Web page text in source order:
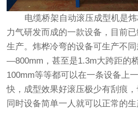
电缆桥架自动滚压成型机是炜
力气研发而成的一款设备，目前
生产。炜桦冷弯的设备可生产不
—800mm，甚至是1.3m大跨距的
100mm等等都可以在一条设备上
快，成型效果好滚压极少有刮痕，
同时设备简单一人就可以正常的生